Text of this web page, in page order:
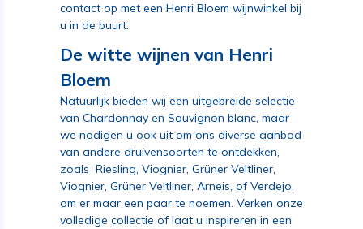
contact op met een Henri Bloem wijnwinkel bij
u in de buurt.
De witte wijnen van Henri
Bloem
Natuurlijk bieden wij een uitgebreide selectie
van Chardonnay en Sauvignon blanc, maar
we nodigen u ook uit om ons diverse aanbod
van andere druivensoorten te ontdekken,
zoals Riesling, Viognier, Grüner Veltliner,
Viognier, Grüner Veltliner, Arneis, of Verdejo,
om er maar een paar te noemen. Verken onze
volledige collectie of laat u inspireren in een